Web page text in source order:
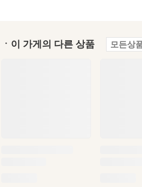
ㆍ이 가게의 다른 상품 모든상